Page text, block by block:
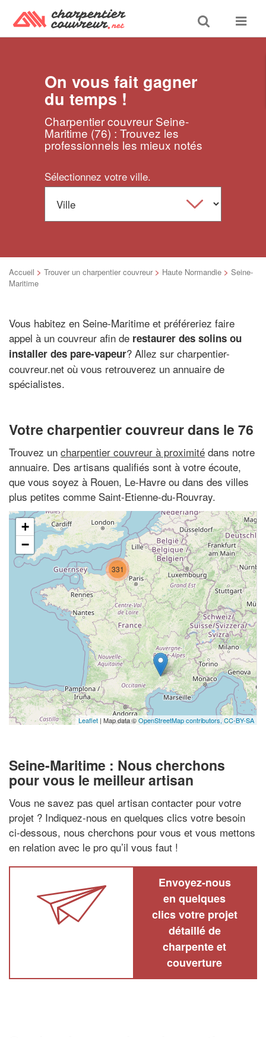
Toggle
search
Toggle
On vous fait gagner
du temps !
Charpentier couvreur Seine-
Maritime (76) : Trouvez les
professionnels les mieux notés
Sélectionnez votre ville.
Accueil > Trouver un charpentier couvreur > Haute Normandie > Seine-
Maritime
Vous habitez en Seine-Maritime et préféreriez faire
appel à un couvreur afin de restaurer des solins ou
installer des pare-vapeur? Allez sur charpentier-
couvreur.net où vous retrouverez un annuaire de
spécialistes.
Votre charpentier couvreur dans le 76
Trouvez un charpentier couvreur à proximité dans notre
annuaire. Des artisans qualifiés sont à votre écoute,
que vous soyez à Rouen, Le-Havre ou dans des villes
plus petites comme Saint-Etienne-du-Rouvray.
331
+
−
Leaflet | Map data ©OpenStreetMap contributors, CC-BY-SA
Seine-Maritime : Nous cherchons
pour vous le meilleur artisan
Vous ne savez pas quel artisan contacter pour votre
projet ? Indiquez-nous en quelques clics votre besoin
ci-dessous, nous cherchons pour vous et vous mettons
en relation avec le pro qu’il vous faut !
Envoyez-nous
en quelques
clics votre projet
détaillé de
charpente et
couverture